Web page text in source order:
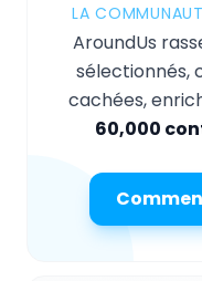
LA
AroundUs
sélectionnés,
cachées,
60,000